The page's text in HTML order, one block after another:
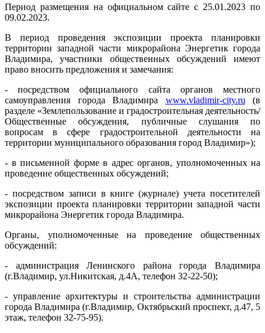
Период размещения на официальном сайте с 25.01.2023 по
09.02.2023.
В период проведения экспозиции проекта планировки
территории западной части микрорайона Энергетик города
Владимира, участники общественных обсуждений имеют
право вносить предложения и замечания:
- посредством официального сайта органов местного
самоуправления города Владимира www.vladimir-city.ru (в
разделе «Землепользование и градостроительная деятельность/
Общественные обсуждения, публичные слушания по
вопросам в сфере градостроительной деятельности на
территории муниципального образования город Владимир»);
- в письменной форме в адрес органов, уполномоченных на
проведение общественных обсуждений;
- посредством записи в книге (журнале) учета посетителей
экспозиции проекта планировки территории западной части
микрорайона Энергетик города Владимира.
Органы, уполномоченные на проведение общественных
обсуждений:
- администрация Ленинского района города Владимира
(г.Владимир, ул.Никитская, д.4А, телефон 32-22-50);
- управление архитектуры и строительства администрации
города Владимира (г.Владимир, Октябрьский проспект, д.47, 5
этаж, телефон 32-75-95).